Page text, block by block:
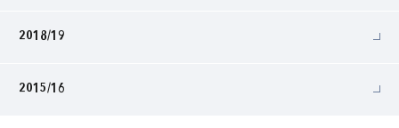
2018/19
2015/16